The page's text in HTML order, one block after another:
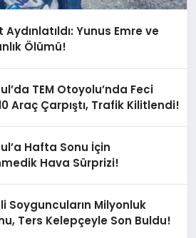
Yunus Emre ve
Ölümü!
TEM Otoyolu’nda Feci
Araç Çarpıştı, Trafik Kilitlendi!
Hafta Sonu İçin
Hava Sürprizi!
Soyguncuların Milyonluk
Ters Kelepçeyle Son Buldu!